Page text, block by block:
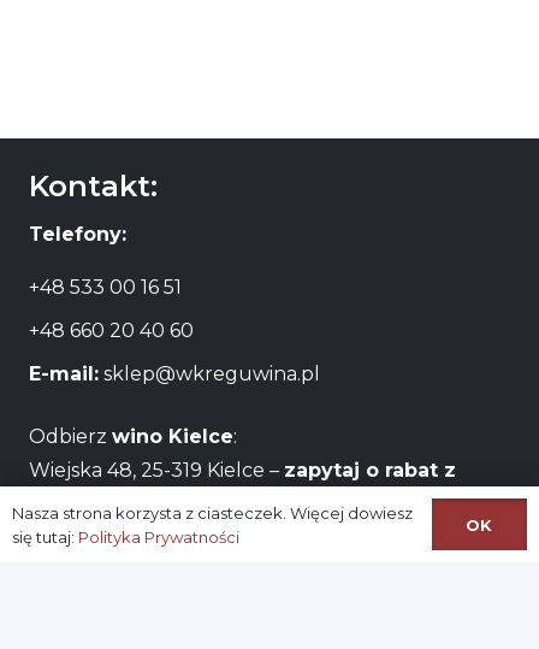
Kontakt:
Telefony:
+48 533 00 16 51
+48 660 20 40 60
E-mail: sklep@wkreguwina.pl
Odbierz wino Kielce:
Wiejska 48, 25-319 Kielce – zapytaj o rabat z
odbiorem osobistym
Pon – Pt / 06:00 – 22:00
Nasza strona korzysta z ciasteczek. Więcej dowiesz
się tutaj: Polityka Prywatności
OK